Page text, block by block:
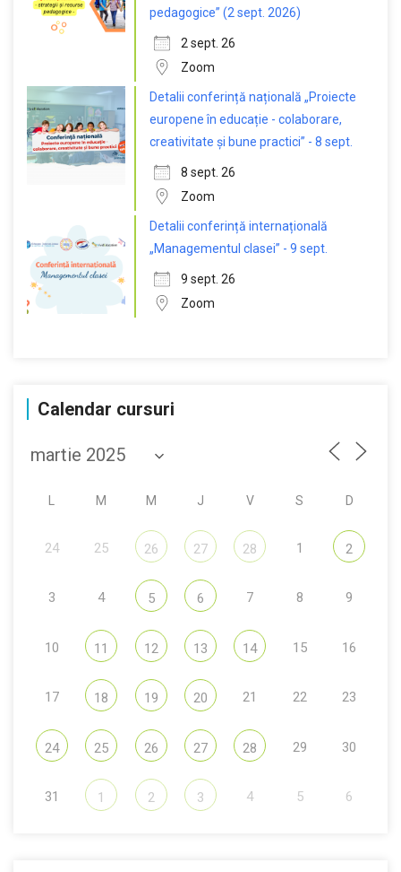
pedagogice” (2 sept. 2026)
2 sept. 26
Zoom
Detalii conferință națională „Proiecte
europene în educație - colaborare,
creativitate și bune practici” - 8 sept.
8 sept. 26
Zoom
Detalii conferință internațională
„Managementul clasei” - 9 sept.
9 sept. 26
Zoom
Calendar cursuri
M M J V S D
24 25 26 27 28 1 2
3 4 5 6 7 8 9
10 11 12 13 14 15 16
17 18 19 20 21 22 23
24 25 26 27 28 29 30
31 1 2 3 4 5 6